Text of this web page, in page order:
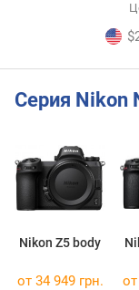
Серия Nikon
Nikon Z5 body
от 34 949 грн.